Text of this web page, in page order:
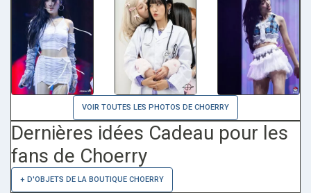
VOIR TOUTES LES PHOTOS DE CHOERRY
Dernières idées Cadeau pour les
fans de Choerry
+ D'OBJETS DE LA BOUTIQUE CHOERRY